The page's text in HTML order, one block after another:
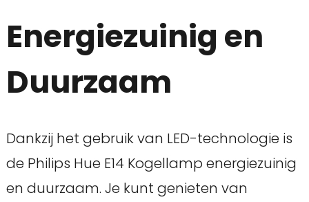
Energiezuinig en
Duurzaam
Dankzij het gebruik van LED-technologie is
de Philips Hue E14 Kogellamp energiezuinig
en duurzaam. Je kunt genieten van